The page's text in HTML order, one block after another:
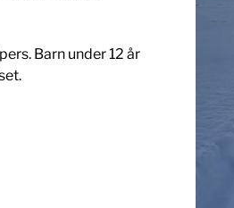
Barn under 12 år